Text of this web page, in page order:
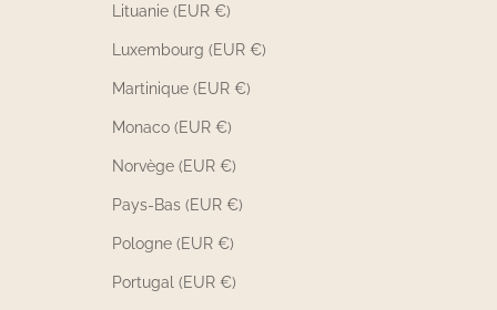
Lituanie (EUR €)
Luxembourg (EUR €)
Martinique (EUR €)
Monaco (EUR €)
Norvège (EUR €)
Pays-Bas (EUR €)
Pologne (EUR €)
Portugal (EUR €)